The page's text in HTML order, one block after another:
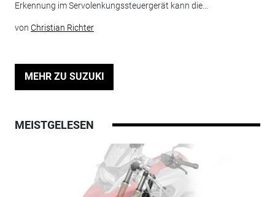
Erkennung im Servolenkungssteuergerät kann die...
von Christian Richter
MEHR ZU SUZUKI
MEISTGELESEN